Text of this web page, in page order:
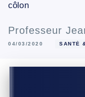
côlon
Professeur
04/03/2020 SANTÉ